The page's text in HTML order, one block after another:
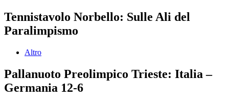
Tennistavolo Norbello: Sulle Ali del
Paralimpismo
Altro
Pallanuoto Preolimpico Trieste: Italia –
Germania 12-6